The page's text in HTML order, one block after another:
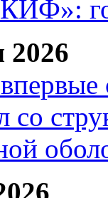
2026
со